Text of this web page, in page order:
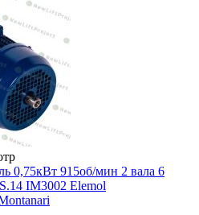
0,75кВт 915об/мин 2 вала 6
IM3002 Elemol